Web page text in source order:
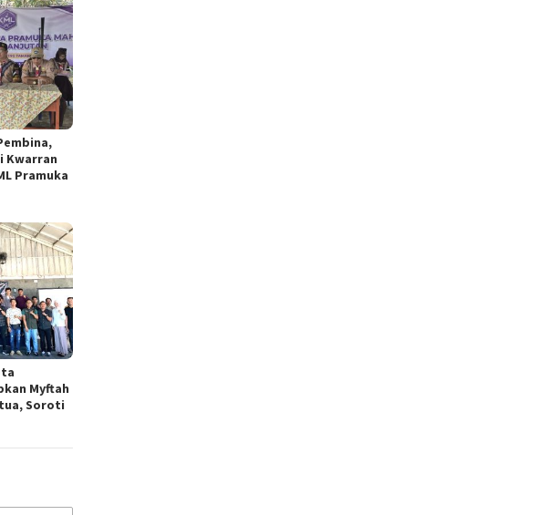
Kwarran
Pramuka
Myftah
Soroti